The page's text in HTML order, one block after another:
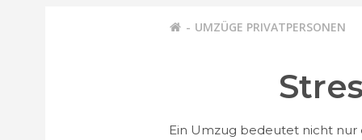
UMZÜGE PRIVATPERSONEN
Ein Umzug bedeutet nicht